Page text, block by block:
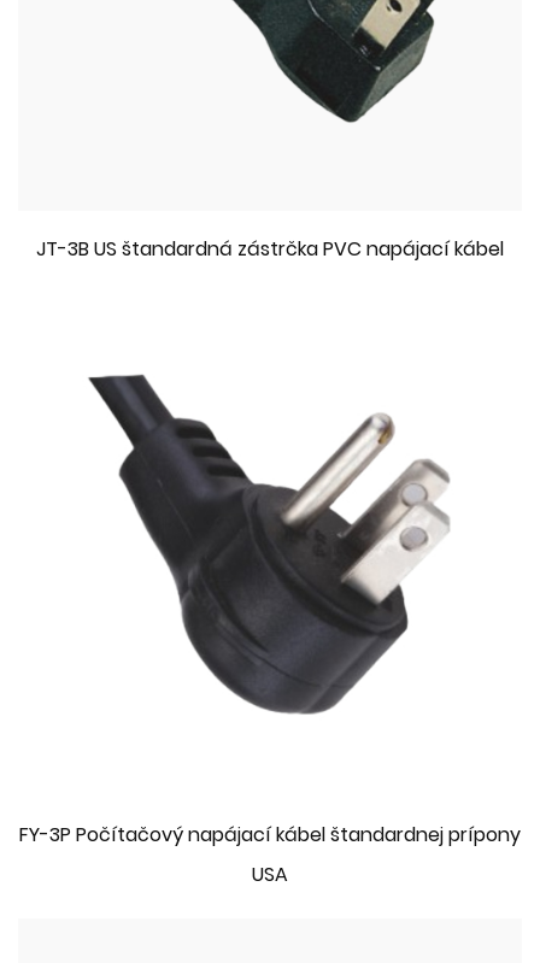
JT-3B US štandardná zástrčka PVC napájací kábel
FY-3P Počítačový napájací kábel štandardnej prípony
USA